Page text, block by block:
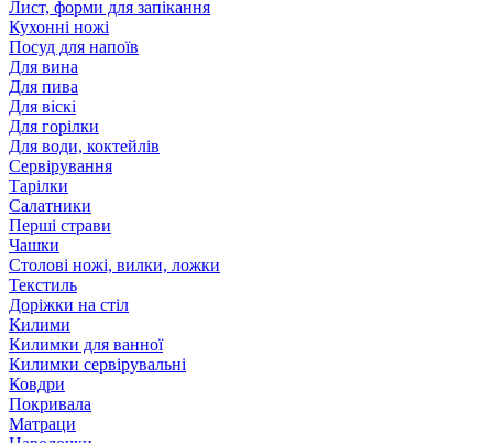
Лист, форми для запікання
Кухонні ножі
Посуд для напоїв
Для вина
Для пива
Для віскі
Для горілки
Для води, коктейлів
Сервірування
Тарілки
Салатники
Перші страви
Чашки
Столові ножі, вилки, ложки
Текстиль
Доріжки на стіл
Килими
Килимки для ванної
Килимки сервірувальні
Ковдри
Покривала
Матраци